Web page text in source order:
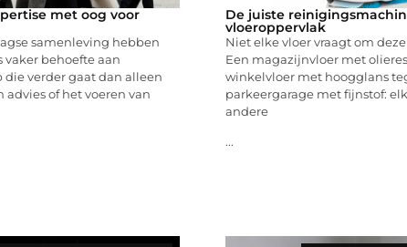
met oog voor
samenleving hebben
vaker behoefte aan
verder gaat dan alleen
advies of het voeren van
De juiste
vloeroppervlak
Niet elke vloer vraagt om
Een magazijnvloer met
winkelvloer met hoogglans
parkeergarage met fijnstof:
andere
...